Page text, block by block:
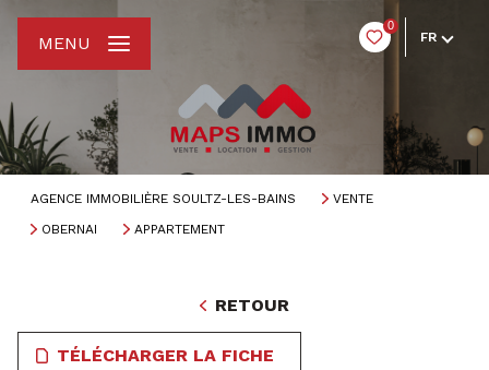
0
FR
MENU
AGENCE IMMOBILIÈRE SOULTZ-LES-BAINS
VENTE
OBERNAI
APPARTEMENT
RETOUR
TÉLÉCHARGER LA FICHE